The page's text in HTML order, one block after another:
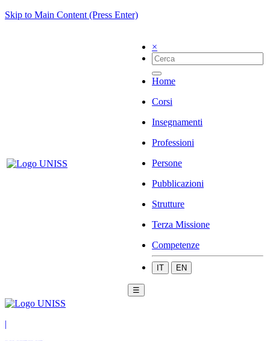
Skip to Main Content (Press Enter)
×
Home
Corsi
Insegnamenti
Professioni
Persone
Pubblicazioni
Strutture
Terza Missione
Competenze
IT EN
☰
|